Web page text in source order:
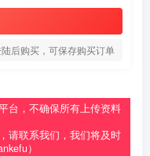
后购买，可保存购买订单
台，不确保所有上传资料
请联系我们，我们将及时
）